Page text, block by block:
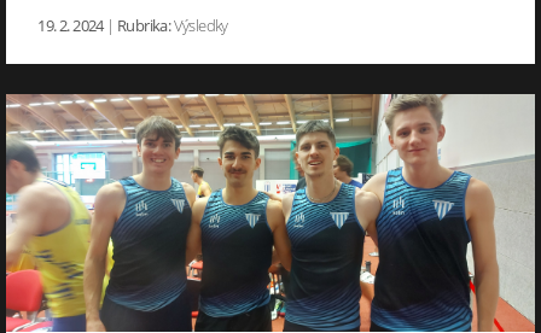
19. 2. 2024 | Rubrika:Výsledky